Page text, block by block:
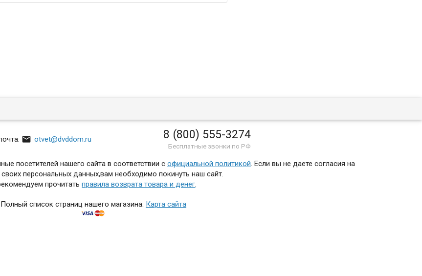
 otvet@dvddom.ru 8 (800) 555-3274
Бесплатные звонки по РФ
посетителей нашего сайта в соответствии с официальной политикой . Если вы не даете согласия на
персональных данных,вам необходимо покинуть наш сайт.
прочитатьправила возврата товара и денег
Полный список страниц нашего магазина: Карта сайта